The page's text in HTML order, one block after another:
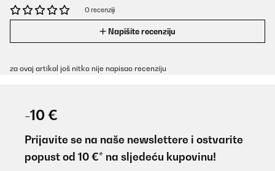
O recenziji
Napišite recenziju
za ovaj artikal još nitko nije napisao recenziju
-10 €
Prijavite se na naše newslettere i ostvarite
popust od 10 €* na sljedeću kupovinu!